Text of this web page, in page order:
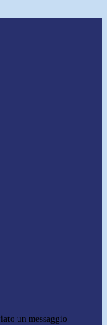
un messaggio